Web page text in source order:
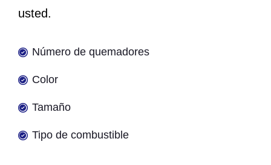
usted.
Número de quemadores
Color
Tamaño
Tipo de combustible